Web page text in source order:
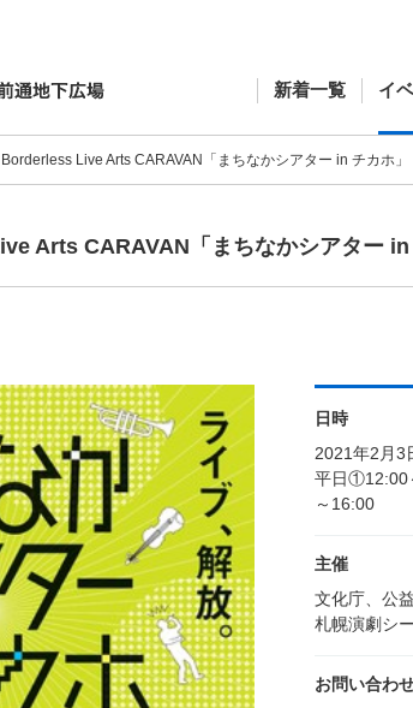
新着一覧 イ
Live Arts CARAVAN「まちなかシアター in チカホ」
Arts CARAVAN「まちなかシアター in
日時
2021年2月3
平日①12:00
～16:00
主催
文化庁、公
札幌演劇シ
お問い合わ